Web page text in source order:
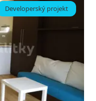
Developerský projekt